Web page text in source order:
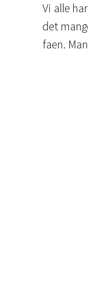
Vi alle
det
faen.